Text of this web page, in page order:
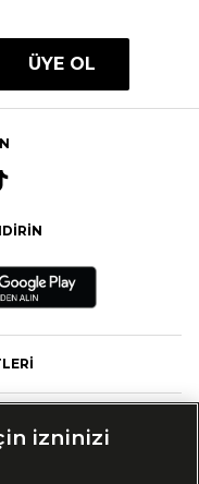
ÜYE OL
izninizi